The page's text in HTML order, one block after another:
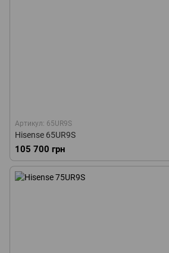
Артикул: 65UR9S
Hisense 65UR9S
105 700 грн